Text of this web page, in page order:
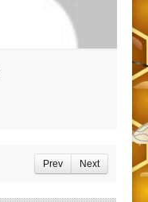
Prev Next